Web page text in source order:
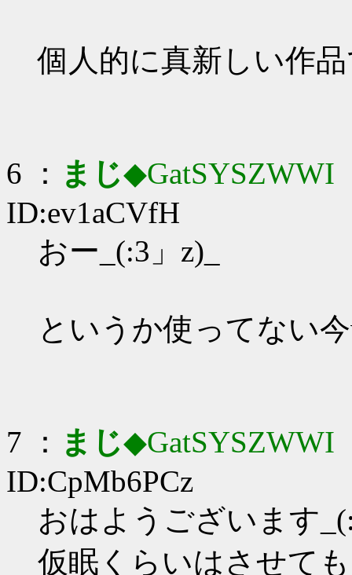
個人的に真新しい作
6 ： まじ◆GatSYSZWWI
ID:ev1aCVfH
おー_(:3」z)_
というか使ってない
7 ： まじ◆GatSYSZWWI
ID:CpMb6PCz
おはようございます
仮眠くらいはさせて